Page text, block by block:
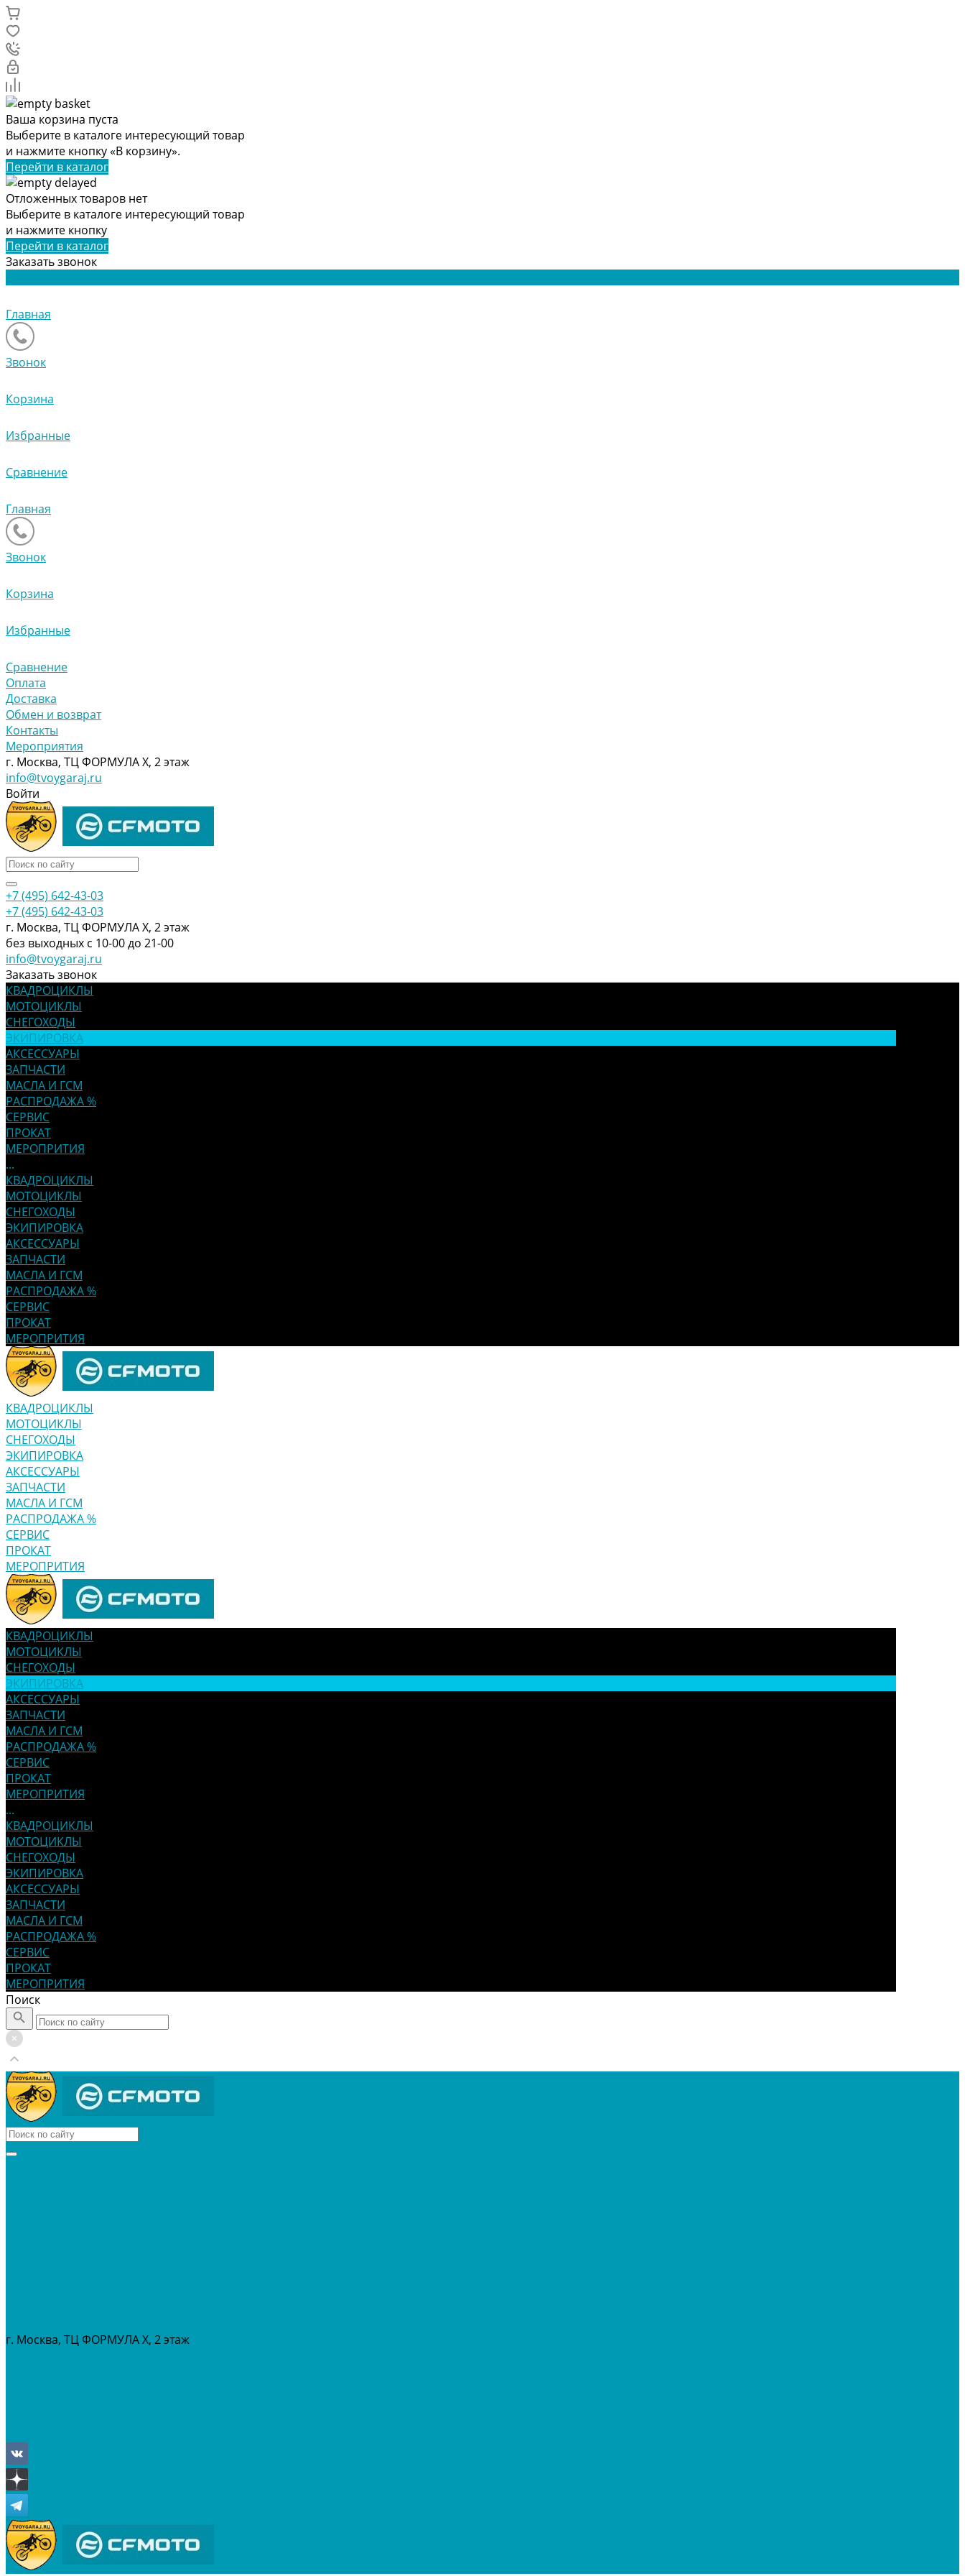
Ваша корзина пуста
Выберите в каталоге интересующий товар
и нажмите кнопку «В корзину».
Перейти в каталог
Отложенных товаров нет
Выберите в каталоге интересующий товар
и нажмите кнопку
Перейти в каталог
Заказать звонок
Главная
Звонок
Корзина
Избранные
Сравнение
Главная
Звонок
Корзина
Избранные
Сравнение
Оплата
Доставка
Обмен и возврат
Контакты
Мероприятия
г. Москва, ТЦ ФОРМУЛА Х, 2 этаж
info@tvoygaraj.ru
Войти
+7 (495) 642-43-03
+7 (495) 642-43-03
г. Москва, ТЦ ФОРМУЛА Х, 2 этаж
без выходных с 10-00 до 21-00
info@tvoygaraj.ru
Заказать звонок
КВАДРОЦИКЛЫ
МОТОЦИКЛЫ
СНЕГОХОДЫ
ЭКИПИРОВКА
АКСЕССУАРЫ
ЗАПЧАСТИ
МАСЛА И ГСМ
РАСПРОДАЖА %
СЕРВИС
ПРОКАТ
МЕРОПРИТИЯ
...
КВАДРОЦИКЛЫ
МОТОЦИКЛЫ
СНЕГОХОДЫ
ЭКИПИРОВКА
АКСЕССУАРЫ
ЗАПЧАСТИ
МАСЛА И ГСМ
РАСПРОДАЖА %
СЕРВИС
ПРОКАТ
МЕРОПРИТИЯ
КВАДРОЦИКЛЫ
МОТОЦИКЛЫ
СНЕГОХОДЫ
ЭКИПИРОВКА
АКСЕССУАРЫ
ЗАПЧАСТИ
МАСЛА И ГСМ
РАСПРОДАЖА %
СЕРВИС
ПРОКАТ
МЕРОПРИТИЯ
КВАДРОЦИКЛЫ
МОТОЦИКЛЫ
СНЕГОХОДЫ
ЭКИПИРОВКА
АКСЕССУАРЫ
ЗАПЧАСТИ
МАСЛА И ГСМ
РАСПРОДАЖА %
СЕРВИС
ПРОКАТ
МЕРОПРИТИЯ
...
КВАДРОЦИКЛЫ
МОТОЦИКЛЫ
СНЕГОХОДЫ
ЭКИПИРОВКА
АКСЕССУАРЫ
ЗАПЧАСТИ
МАСЛА И ГСМ
РАСПРОДАЖА %
СЕРВИС
ПРОКАТ
МЕРОПРИТИЯ
Поиск
г. Москва, ТЦ ФОРМУЛА Х, 2 этаж